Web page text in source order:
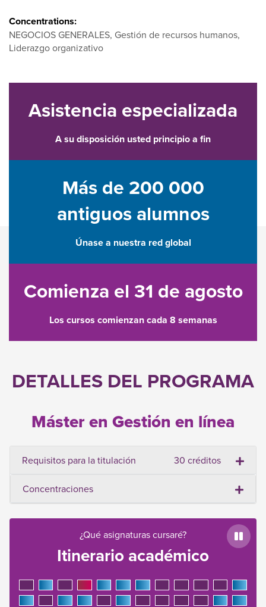
Concentrations:
NEGOCIOS GENERALES, Gestión de recursos humanos,
Liderazgo organizativo
Asistencia especializada
A su disposición usted principio a fin
Más de 200 000
antiguos alumnos
Únase a nuestra red global
Comienza el 31 de agosto
Los cursos comienzan cada 8 semanas
DETALLES DEL PROGRAMA
Máster en Gestión en línea
Requisitos para la titulación 30 créditos
Concentraciones
Pausa
¿Qué asignaturas cursaré?
Itinerario académico